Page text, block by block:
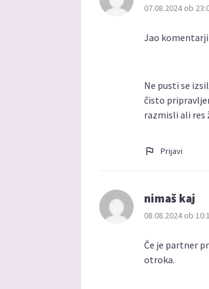
07.08.2024 ob
Jao
Ne pusti se
čisto
razmisli ali res
Prijavi
nimaš kaj
08.08.2024 ob
Če je partner
otroka.